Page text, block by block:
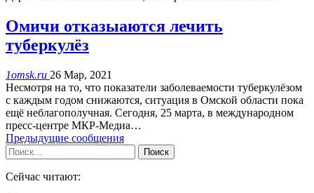
Омичи отказыаются лечить
туберкулёз
1omsk.ru 26 Мар, 2021
Несмотря на то, что показатели заболеваемости туберкулёзом
с каждым годом снижаются, ситуация в Омской области пока
ещё неблагополучная. Сегодня, 25 марта, в международном
пресс-центре МКР-Медиа…
Предыдущие сообщения
Сейчас читают: